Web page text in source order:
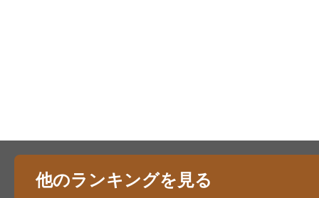
他のランキングを見る